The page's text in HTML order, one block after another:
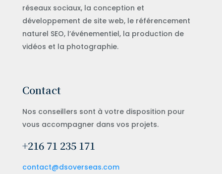
réseaux sociaux, la conception et
développement de site web, le référencement
naturel SEO, l’événementiel, la production de
vidéos et la photographie.
Contact
Nos conseillers sont à votre disposition pour
vous accompagner dans vos projets.
+216 71 235 171
contact@dsoverseas.com